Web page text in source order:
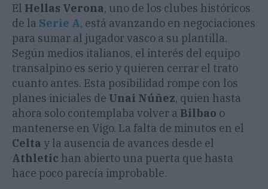
El Hellas Verona, uno de los clubes históricos
de la Serie A, está avanzando en negociaciones
para sumar al jugador vasco a su plantilla.
Según medios italianos, el interés del equipo
transalpino es serio y quieren cerrar el trato
cuanto antes. Esta posibilidad rompe con los
planes iniciales de Unai Núñez, quien hasta
ahora solo contemplaba volver a Bilbao o
mantenerse en Vigo. La falta de minutos en el
Celta y la ausencia de avances desde el
Athletic han abierto una puerta que hasta
hace poco parecía improbable.